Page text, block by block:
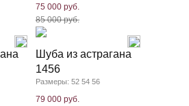
75 000 руб.
85 000 руб.
Шуба из астрагана
1456
Размеры: 52 54 56
79 000 руб.